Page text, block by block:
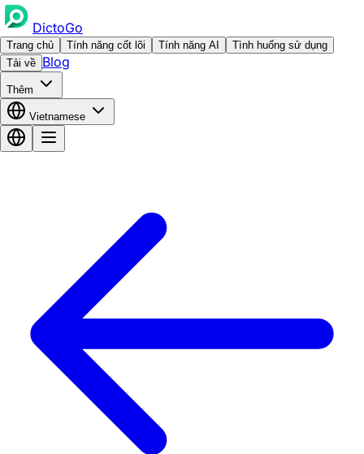
DictoGo
Trang chủ Tính năng cốt lõi Tính năng AI
Tình huống sử dụng
Tải về Blog
Thêm
Vietnamese